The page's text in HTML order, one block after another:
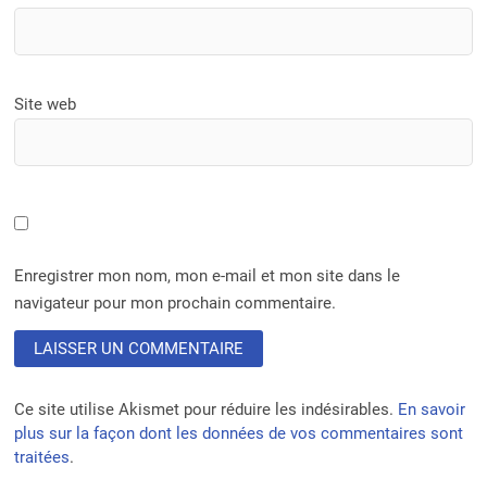
Site web
Enregistrer mon nom, mon e-mail et mon site dans le
navigateur pour mon prochain commentaire.
Ce site utilise Akismet pour réduire les indésirables. En savoir
plus sur la façon dont les données de vos commentaires sont
traitées.